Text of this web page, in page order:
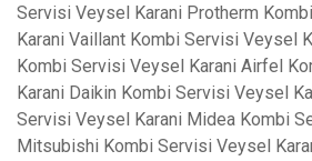
Servisi Veysel Karani Protherm
Karani Vaillant Kombi Servisi Veysel
Kombi Servisi Veysel Karani Airfel
Karani Daikin Kombi Servisi Veysel
Servisi Veysel Karani Midea Kombi
Mitsubishi Kombi Servisi Veysel